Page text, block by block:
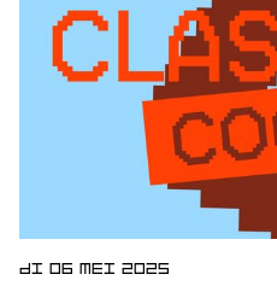
DI 06 MEI 2025